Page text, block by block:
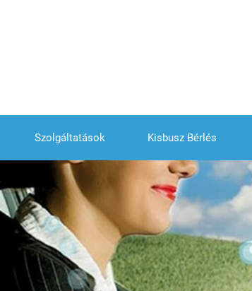
Szolgáltatások Kisbusz Bérlés